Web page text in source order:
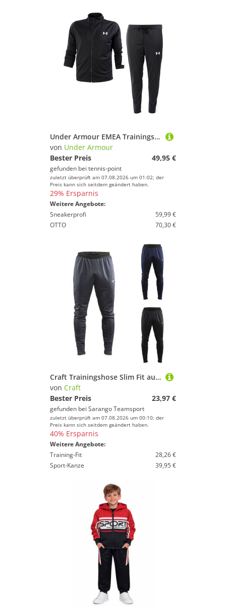
Under Armour EMEA Trainingsanzug Herren - Schwarz, Grau
von Under Armour
Bester Preis
49,95 €
gefunden bei tennis-point
zuletzt überprüft am 07.08.2026 um 01:02; der
Preis kann sich seitdem geändert haben.
29% Ersparnis
Weitere Angebote:
Sneakerprofi
59,99 €
OTTO
70,30 €
Craft Trainingshose Slim Fit aus Recyclingpolyester Evolve Herren
von Craft
Bester Preis
23,97 €
gefunden bei Sarango Teamsport
zuletzt überprüft am 07.08.2026 um 00:10; der
Preis kann sich seitdem geändert haben.
40% Ersparnis
Weitere Angebote:
Training-Fit
28,26 €
Sport-Kanze
39,95 €